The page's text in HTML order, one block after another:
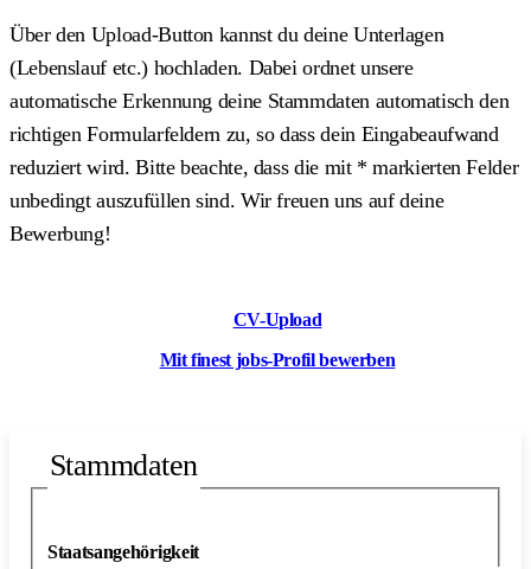
Über den Upload-Button kannst du deine Unterlagen
(Lebenslauf etc.) hochladen. Dabei ordnet unsere
automatische Erkennung deine Stammdaten automatisch den
richtigen Formularfeldern zu, so dass dein Eingabeaufwand
reduziert wird. Bitte beachte, dass die mit * markierten Felder
unbedingt auszufüllen sind. Wir freuen uns auf deine
Bewerbung!
CV-Upload
Mit finest jobs-Profil bewerben
Stammdaten
Staatsangehörigkeit